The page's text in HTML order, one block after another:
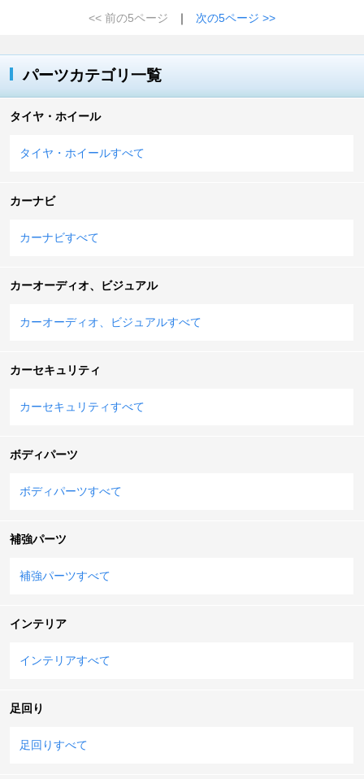
<< 前の5ページ
｜ 次の5ページ >>
パーツカテゴリ一覧
タイヤ・ホイール
タイヤ・ホイールすべて
カーナビ
カーナビすべて
カーオーディオ、ビジュアル
カーオーディオ、ビジュアルすべて
カーセキュリティ
カーセキュリティすべて
ボディパーツ
ボディパーツすべて
補強パーツ
補強パーツすべて
インテリア
インテリアすべて
足回り
足回りすべて